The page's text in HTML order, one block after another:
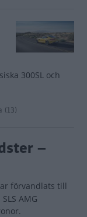
300SL och
(13)
–
förvandlats till
AMG